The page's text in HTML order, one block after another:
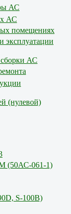
АС
АС
помещениях
эксплуатации
сборки АС
(нулевой)
(50АС-061-1)
S-100В)